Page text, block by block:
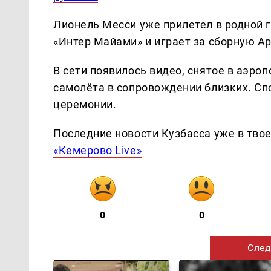
Лионель Месси уже прилетел в родной
«Интер Майами» и играет за сборную
В сети появилось видео, снятое в
самолёта в сопровождении близких.
церемонии.
Последние новости Кузбасса уже в
«Кемерово Live»
0 0